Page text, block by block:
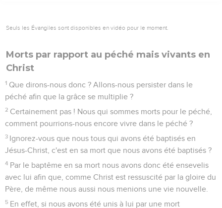
Seuls les Évangiles sont disponibles en vidéo pour le moment.
Morts par rapport au péché mais vivants en
Christ
1 Que dirons-nous donc ? Allons-nous persister dans le
péché afin que la grâce se multiplie ?
2 Certainement pas ! Nous qui sommes morts pour le péché,
comment pourrions-nous encore vivre dans le péché ?
3 Ignorez-vous que nous tous qui avons été baptisés en
Jésus-Christ, c'est en sa mort que nous avons été baptisés ?
4 Par le baptême en sa mort nous avons donc été ensevelis
avec lui afin que, comme Christ est ressuscité par la gloire du
Père, de même nous aussi nous menions une vie nouvelle.
5 En effet, si nous avons été unis à lui par une mort